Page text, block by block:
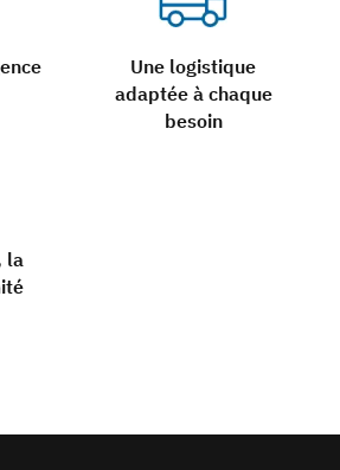
Une logistique
adaptée à chaque
besoin
la